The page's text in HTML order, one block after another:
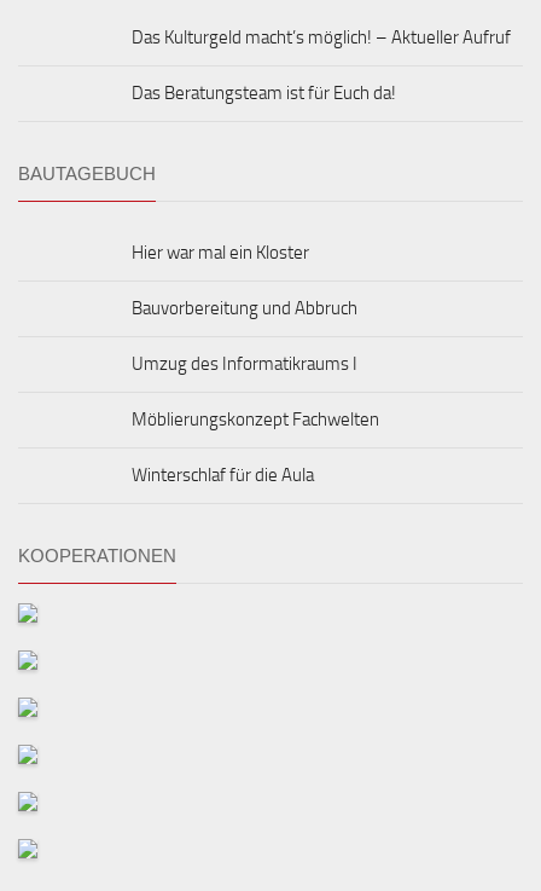
Das Kulturgeld macht’s möglich! – Aktueller Aufruf
Das Beratungsteam ist für Euch da!
BAUTAGEBUCH
Hier war mal ein Kloster
Bauvorbereitung und Abbruch
Umzug des Informatikraums I
Möblierungskonzept Fachwelten
Winterschlaf für die Aula
KOOPERATIONEN